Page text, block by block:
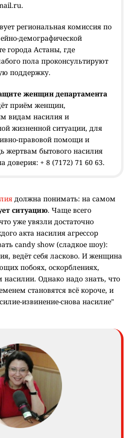
региональная комиссия по
демографической
города Астаны, где
пола проконсультируют
поддержку.
женщин департамента
приём женщин,
видам насилия и
жизненной ситуации, для
правовой помощи и
жертвам бытового насилия
доверия: + 8 (7172) 71 60 63.
должна понимать: на самом
ситуацию. Чаще всего
уже увязли достаточно
акта насилия агрессор
candy show (сладкое шоу):
ведёт себя ласково. И женщина
побоях, оскорблениях,
Однако надо знать, что
становятся всё короче, и
извинение-снова насилие"